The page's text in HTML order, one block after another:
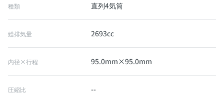
種類 直列4気筒
総排気量 2693cc
内径×行程 95.0mm×95.0mm
圧縮比 --